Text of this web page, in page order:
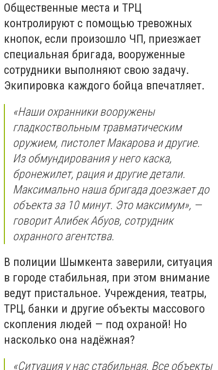
Общественные места и ТРЦ
контролируют с помощью тревожных
кнопок, если произошло ЧП, приезжает
специальная бригада, вооруженные
сотрудники выполняют свою задачу.
Экипировка каждого бойца впечатляет.
«Наши охранники вооружены
гладкоствольным травматическим
оружием, пистолет Макарова и другие.
Из обмундирования у него каска,
бронежилет, рация и другие детали.
Максимально наша бригада доезжает до
объекта за 10 минут. Это максимум», —
говорит Алибек Абуов, сотрудник
охранного агентства.
В полиции Шымкента заверили, ситуация
в городе стабильная, при этом внимание
ведут пристальное. Учреждения, театры,
ТРЦ, банки и другие объекты массового
скопления людей — под охраной! Но
насколько она надёжная?
«Ситуация у нас стабильная. Все объекты